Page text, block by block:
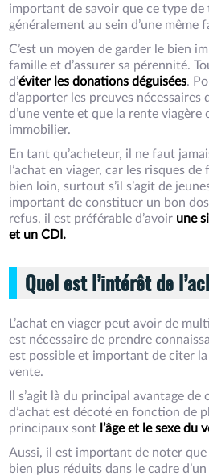
important de savoir que ce type
généralement au sein d’une même
C’est un moyen de garder le bien
famille et d’assurer sa pérennité.
d’éviter les donations déguisées.
d’apporter les preuves nécessaires
d’une vente et que la rente viagère
immobilier.
En tant qu’acheteur, il ne faut
l’achat en viager, car les risques
bien loin, surtout s’il s’agit de
important de constituer un bon
refus, il est préférable d’avoir une
et un CDI.
Quel est l’intérêt de
L’achat en viager peut avoir de
est nécessaire de prendre
est possible et important de citer
vente.
Il s’agit là du principal avantage
d’achat est décoté en fonction de
principaux sont l’âge et le sexe du
Aussi, il est important de noter
bien plus réduits dans le cadre